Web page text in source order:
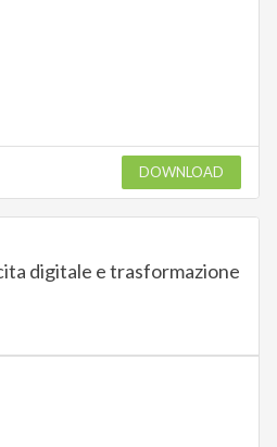
DOWNLOAD
digitale e trasformazione